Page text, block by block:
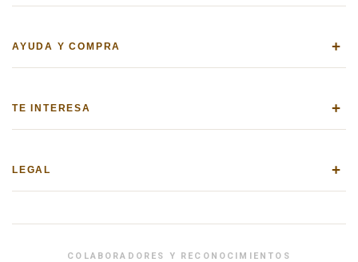
AYUDA Y COMPRA +
TE INTERESA +
LEGAL +
COLABORADORES Y RECONOCIMIENTOS